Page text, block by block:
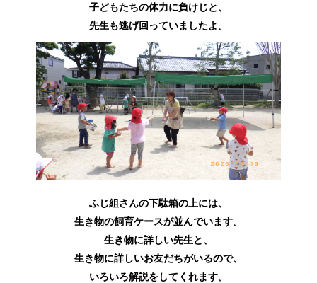
子どもたちの体力に負けじと、
先生も逃げ回っていましたよ。
ふじ組さんの下駄箱の上には、
生き物の飼育ケースが並んでいます。
生き物に詳しい先生と、
生き物に詳しいお友だちがいるので、
いろいろ解説をしてくれます。